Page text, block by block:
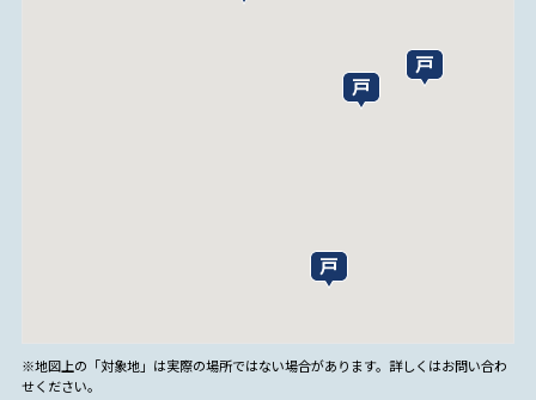
※地図上の「対象地」は実際の場所ではない場合があります。詳しくはお問い合わ
せください。